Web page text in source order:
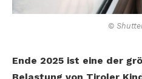
©
Ende 2025 ist eine der